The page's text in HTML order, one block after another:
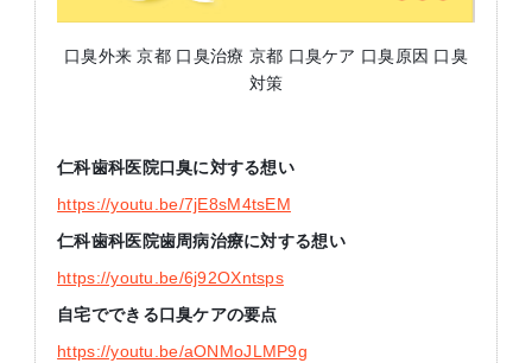
口臭外来 京都 口臭治療 京都 口臭ケア 口臭原因 口臭
対策
仁科歯科医院口臭に対する想い
https://youtu.be/7jE8sM4tsEM
仁科歯科医院歯周病治療に対する想い
https://youtu.be/6j92OXntsps
自宅でできる口臭ケアの要点
https://youtu.be/aONMoJLMP9g